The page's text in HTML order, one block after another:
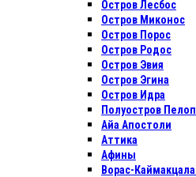
Остров Лесбос
Остров Миконос
Остров Порос
Остров Родос
Остров Эвия
Остров Эгина
Остров Идра
Полуостров
Айа Апостоли
Аттика
Афины
Ворас-